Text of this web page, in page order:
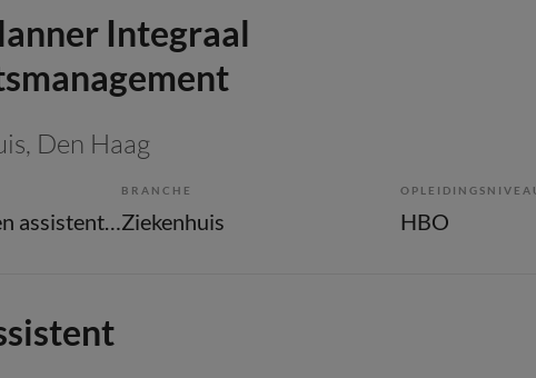
Integraal
, Den Haag
BRANCHE
Ziekenhuis HBO